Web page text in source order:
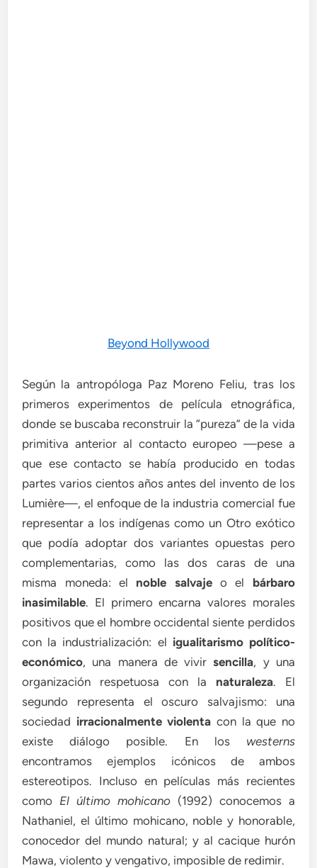
Beyond Hollywood
Según la antropóloga Paz Moreno Feliu, tras los
primeros experimentos de película etnográfica,
donde se buscaba reconstruir la “pureza” de la vida
primitiva anterior al contacto europeo —pese a
que ese contacto se había producido en todas
partes varios cientos años antes del invento de los
Lumière—, el enfoque de la industria comercial fue
representar a los indígenas como un Otro exótico
que podía adoptar dos variantes opuestas pero
complementarias, como las dos caras de una
misma moneda: el noble salvajeo el bárbaro
inasimilable. El primero encarna valores morales
positivos que el hombre occidental siente perdidos
con la industrialización: el igualitarismo político-
económico, una manera de vivirsencilla, y una
organización respetuosa con la naturaleza. El
segundo representa el oscuro salvajismo: una
sociedad irracionalmente violenta con la que no
existe diálogo posible. En los westerns
encontramos ejemplos icónicos de ambos
estereotipos. Incluso en películas más recientes
como El último mohicano (1992) conocemos a
Nathaniel, el último mohicano, noble y honorable,
conocedor del mundo natural; y al cacique hurón
Mawa, violento y vengativo, imposible de redimir.